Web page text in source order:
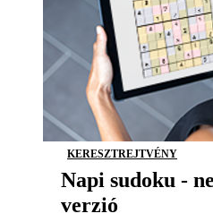
KERESZTREJTVÉNY
Napi sudoku -
verzió